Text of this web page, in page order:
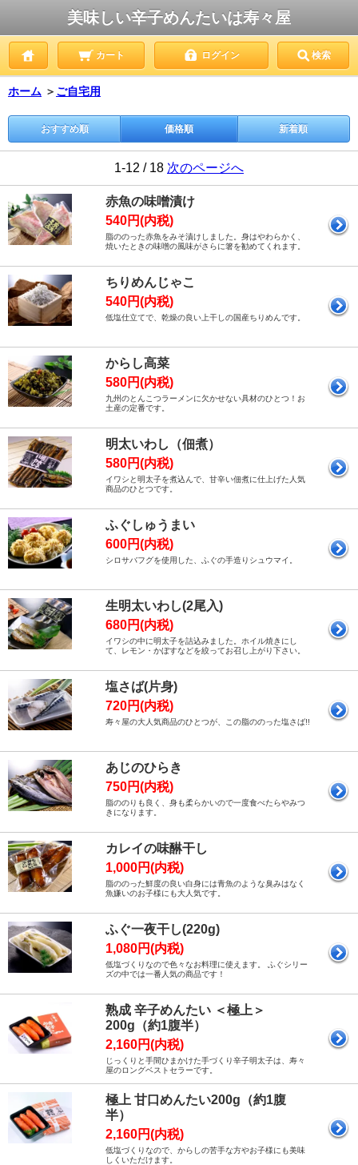
美味しい辛子めんたいは寿々屋
カート ログイン 検索
ホーム ＞ ご自宅用
おすすめ順 価格順 新着順
1-12 / 18 次のページへ
赤魚の味噌漬け
540円(内税)
脂ののった赤魚をみそ漬けしました。身はやわらかく、
焼いたときの味噌の風味がさらに箸を勧めてくれます。
ちりめんじゃこ
540円(内税)
低塩仕立てで、乾燥の良い上干しの国産ちりめんです。
からし高菜
580円(内税)
九州のとんこつラーメンに欠かせない具材のひとつ！お
土産の定番です。
明太いわし（佃煮）
580円(内税)
イワシと明太子を煮込んで、甘辛い佃煮に仕上げた人気
商品のひとつです。
ふぐしゅうまい
600円(内税)
シロサバフグを使用した、ふぐの手造りシュウマイ。
生明太いわし(2尾入)
680円(内税)
イワシの中に明太子を詰込みました。ホイル焼きにし
て、レモン・かぼすなどを絞ってお召し上がり下さい。
塩さば(片身)
720円(内税)
寿々屋の大人気商品のひとつが、この脂ののった塩さば!!
あじのひらき
750円(内税)
脂ののりも良く、身も柔らかいので一度食べたらやみつ
きになります。
カレイの味醂干し
1,000円(内税)
脂ののった鮮度の良い白身には青魚のような臭みはなく
魚嫌いのお子様にも大人気です。
ふぐ一夜干し(220g)
1,080円(内税)
低塩づくりなので色々なお料理に使えます。 ふぐシリー
ズの中では一番人気の商品です！
熟成 辛子めんたい ＜極上＞
200g（約1腹半）
2,160円(内税)
じっくりと手間ひまかけた手づくり辛子明太子は、寿々
屋のロングベストセラーです。
極上 甘口めんたい200g（約1腹
半）
2,160円(内税)
低塩づくりなので、からしの苦手な方やお子様にも美味
しくいただけます。